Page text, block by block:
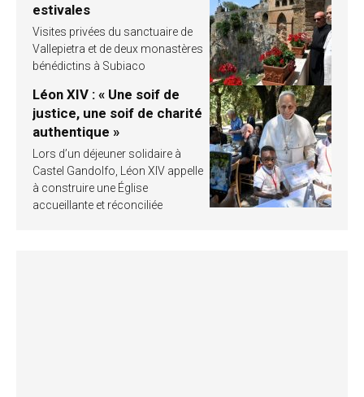
estivales
Visites privées du sanctuaire de
Vallepietra et de deux monastères
bénédictins à Subiaco
Léon XIV : « Une soif de
justice, une soif de charité
authentique »
Lors d’un déjeuner solidaire à
Castel Gandolfo, Léon XIV appelle
à construire une Église
accueillante et réconciliée